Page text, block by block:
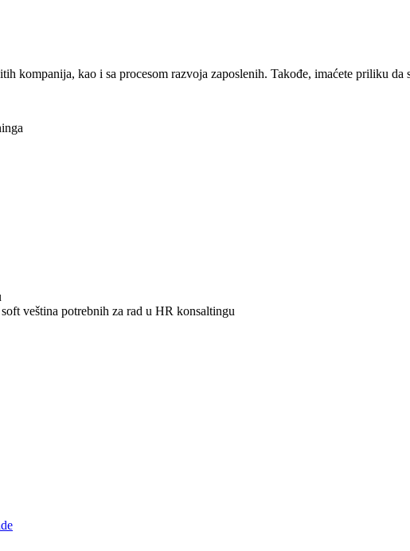
kompanija, kao i sa procesom razvoja zaposlenih. Takođe, imaćete priliku da
veština potrebnih za rad u HR konsaltingu